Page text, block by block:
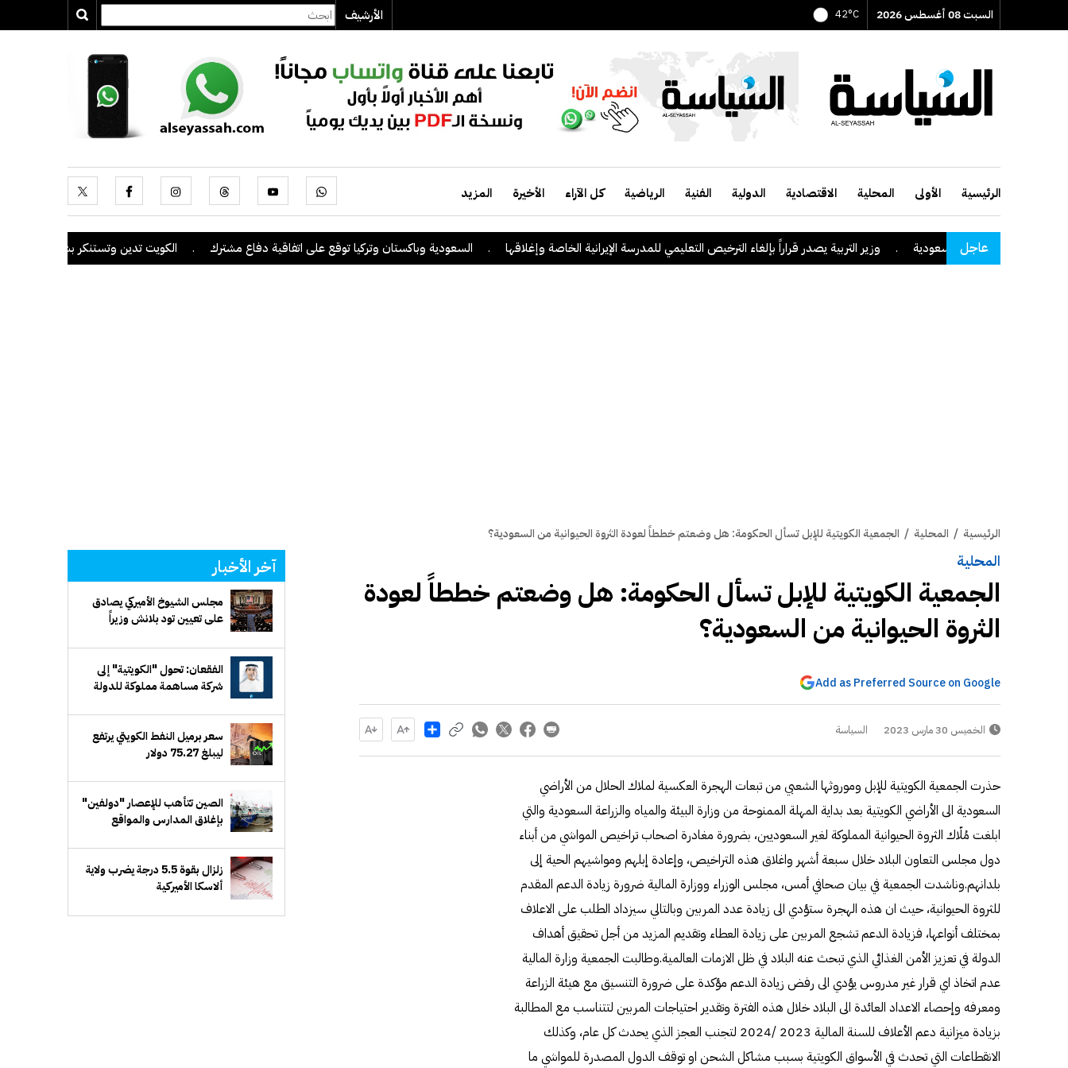
السبت 08 أغسطس 2026 42°C الأرشيف
الرئيسية الأولى المحلية الاقتصادية الدولية الفنية الرياضية كل الآراء الأخيرة المزيد
عاجل
منطقة نجران السعودية . وزير التربية يصدر قراراً بإلغاء الترخيص التعليمي للمدرسة الإيرانية الخاصة وإغلاقها . السعودية وباكستان وتركيا توقع على اتفاقية دفاع مشترك . الكويت تدين وتستنكر بشدة اعتداءات
الرئيسية / المحلية / الجمعية الكويتية للإبل تسأل الحكومة: هل وضعتم خططاً لعودة الثروة الحيوانية من السعودية؟
المحلية
الجمعية الكويتية للإبل تسأل الحكومة: هل وضعتم خططاً لعودة
الثروة الحيوانية من السعودية؟
Add as Preferred Source on Google
الخميس 30 مارس 2023 السياسة Share
حذرت الجمعية الكويتية للإبل وموروثها الشعبي من تبعات الهجرة العكسية لملاك الحلال من الأراضي
السعودية الى الأراضي الكويتية بعد بداية المهلة الممنوحة من وزارة البيئة والمياه والزراعة السعودية والتي
ابلغت مُلّاك الثروة الحيوانية المملوكة لغير السعوديين، بضرورة مغادرة اصحاب تراخيص المواشي من أبناء
دول مجلس التعاون البلاد خلال سبعة أشهر واغلاق هذه التراخيص، وإعادة إبلهم ومواشيهم الحية إلى
بلدانهم.وناشدت الجمعية في بيان صحافي أمس، مجلس الوزراء ووزارة المالية ضرورة زيادة الدعم المقدم
للثروة الحيوانية، حيث ان هذه الهجرة ستؤدي الى زيادة عدد المربين وبالتالي سيزداد الطلب على الاعلاف
بمختلف أنواعها، فزيادة الدعم تشجع المربين على زيادة العطاء وتقديم المزيد من أجل تحقيق أهداف
الدولة في تعزيز الأمن الغذائي الذي تبحث عنه البلاد في ظل الازمات العالمية.وطالبت الجمعية وزارة المالية
عدم اتخاذ اي قرار غير مدروس يؤدي الى رفض زيادة الدعم مؤكدة على ضرورة التنسيق مع هيئة الزراعة
ومعرفه وإحصاء الاعداد العائدة الى البلاد خلال هذه الفترة وتقدير احتياجات المربين لتتناسب مع المطالبة
بزيادة ميزانية دعم الأعلاف للسنة المالية 2023 /2024 لتجنب العجز الذي يحدث كل عام، وكذلك
الانقطاعات التي تحدث في الأسواق الكويتية بسبب مشاكل الشحن او توقف الدول المصدرة للمواشي ما
آخر الأخبار
مجلس الشيوخ الأميركي يصادق
على تعيين تود بلانش وزيراً
الفقعان: تحول "الكويتية" إلى
شركة مساهمة مملوكة للدولة
إدارة الأعمال
سعر برميل النفط الكويتي يرتفع
ليبلغ 75.27 دولار
الصين تتأهب للإعصار "دولفين"
بإغلاق المدارس والمواقع
زلزال بقوة 5.5 درجة يضرب ولاية
ألاسكا الأميركية